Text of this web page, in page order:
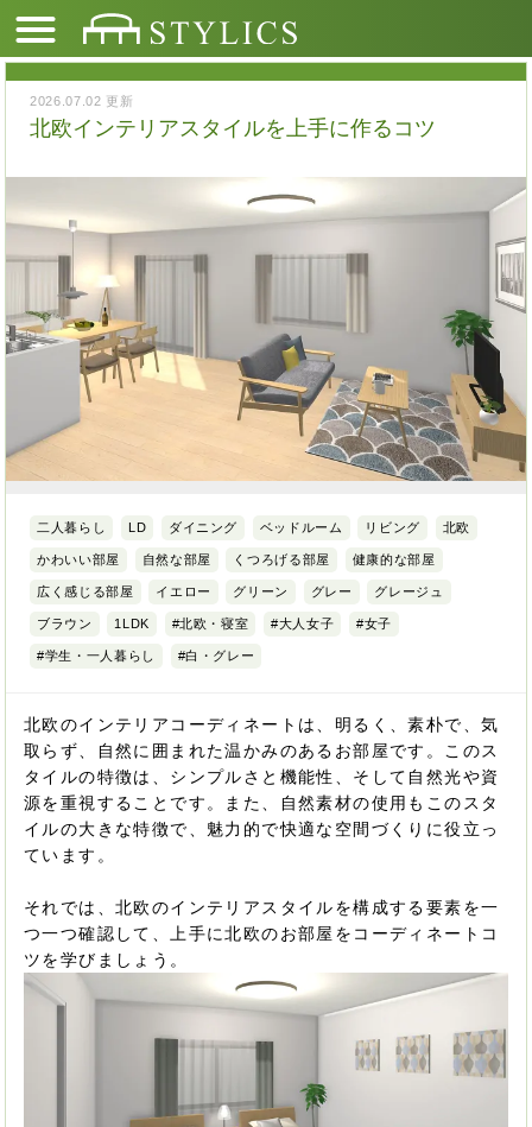
2026.07.02 更新
北欧インテリアスタイルを上手に作るコツ
二人暮らし LD ダイニング ベッドルーム リビング 北欧
かわいい部屋 自然な部屋 くつろげる部屋 健康的な部屋
広く感じる部屋 イエロー グリーン グレー グレージュ
ブラウン 1LDK #北欧・寝室 #大人女子 #女子
#学生・一人暮らし #白・グレー
北欧のインテリアコーディネートは、明るく、素朴で、気
取らず、自然に囲まれた温かみのあるお部屋です。このス
タイルの特徴は、シンプルさと機能性、そして自然光や資
源を重視することです。また、自然素材の使用もこのスタ
イルの大きな特徴で、魅力的で快適な空間づくりに役立っ
ています。
それでは、北欧のインテリアスタイルを構成する要素を一
つ一つ確認して、上手に北欧のお部屋をコーディネートコ
ツを学びましょう。